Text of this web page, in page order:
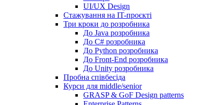
UI/UX Design
Стажування на IT-проєкті
Три кроки до розробника
До Java розробника
До C# розробника
До Python розробника
До Front-End розробника
До Unity розробника
Пробна співбесіда
Курси для middle/senior
GRASP & GoF Design patterns